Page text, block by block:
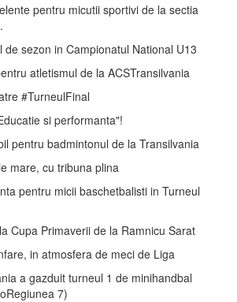
pentru micutii sportivi de la sectia
de sezon in Campionatul National U13
atletismul de la ACSTransilvania
#TurneulFinal
si performanta"!
pentru badmintonul de la Transilvania
mare, cu tribuna plina
pentru micii baschetbalisti in Turneul
Cupa Primaverii de la Ramnicu Sarat
in atmosfera de meci de Liga
a gazduit turneul 1 de minihandbal
7)